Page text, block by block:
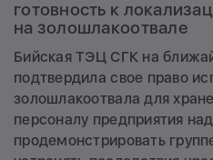
готовность к
на золошлакоотвале
Бийская ТЭЦ СГК на
подтвердила свое право
золошлакоотвала для
персоналу предприятия
продемонстрировать